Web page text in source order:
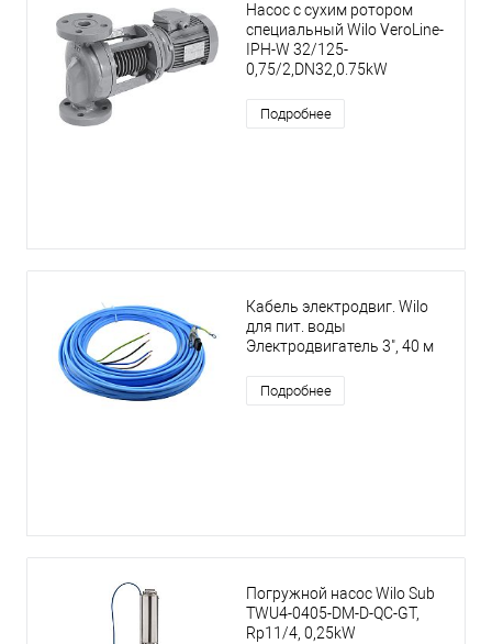
Насос с сухим ротором
специальный Wilo VeroLine-
IPH-W 32/125-
0,75/2,DN32,0.75kW
Подробнее
Кабель электродвиг. Wilo
для пит. воды
Электродвигатель 3", 40 м
Подробнее
Погружной насос Wilo Sub
TWU4-0405-DM-D-QC-GT,
Rp11/4, 0,25kW